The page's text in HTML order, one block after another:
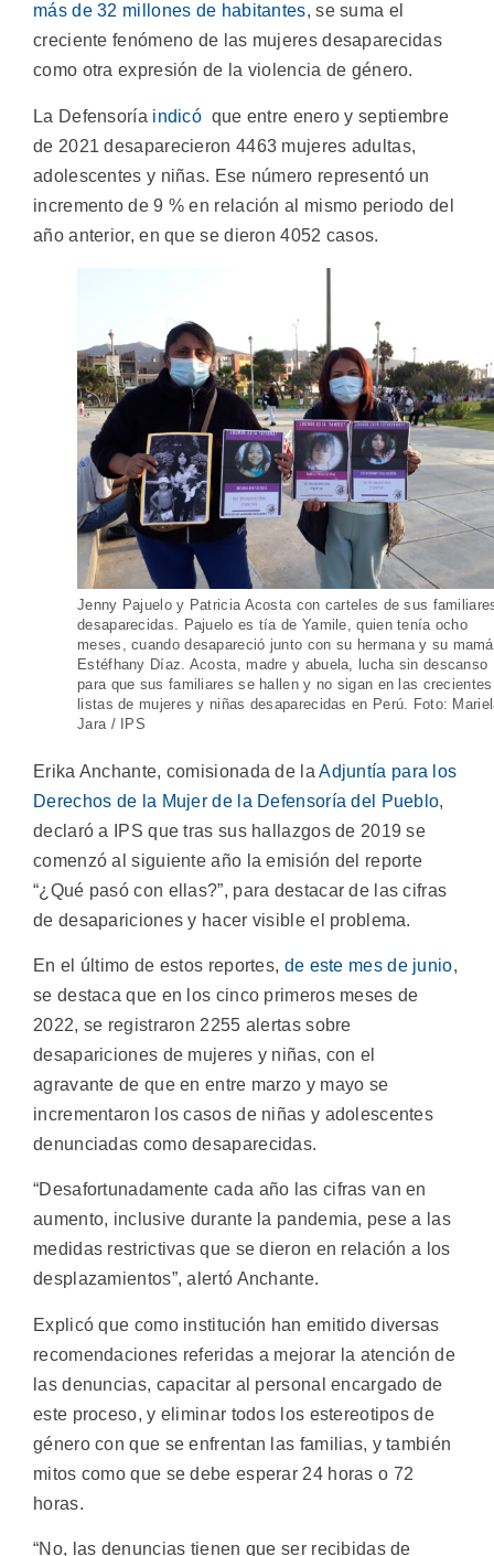
más de 32 millones de habitantes, se suma el
creciente fenómeno de las mujeres desaparecidas
como otra expresión de la violencia de género.
La Defensoría indicó que entre enero y septiembre
de 2021 desaparecieron 4463 mujeres adultas,
adolescentes y niñas. Ese número representó un
incremento de 9 % en relación al mismo periodo del
año anterior, en que se dieron 4052 casos.
Jenny Pajuelo y Patricia Acosta con carteles de sus
desaparecidas. Pajuelo es tía de Yamile, quien tenía ocho
meses, cuando desapareció junto con su hermana y su mamá
Estéfhany Díaz. Acosta, madre y abuela, lucha sin descanso
para que sus familiares se hallen y no sigan en las crecientes
listas de mujeres y niñas desaparecidas en Perú. Foto:
Jara / IPS
Erika Anchante, comisionada de laAdjuntía para los
Derechos de la Mujer de la Defensoría del Pueblo,
declaró a IPS que tras sus hallazgos de 2019 se
comenzó al siguiente año la emisión del reporte
“¿Qué pasó con ellas?”, para destacar de las cifras
de desapariciones y hacer visible el problema.
En el último de estos reportes, de este mes de junio,
se destaca que en los cinco primeros meses de
2022, se registraron 2255 alertas sobre
desapariciones de mujeres y niñas, con el
agravante de que en entre marzo y mayo se
incrementaron los casos de niñas y adolescentes
denunciadas como desaparecidas.
“Desafortunadamente cada año las cifras van en
aumento, inclusive durante la pandemia, pese a las
medidas restrictivas que se dieron en relación a los
desplazamientos”, alertó Anchante.
Explicó que como institución han emitido diversas
recomendaciones referidas a mejorar la atención de
las denuncias, capacitar al personal encargado de
este proceso, y eliminar todos los estereotipos de
género con que se enfrentan las familias, y también
mitos como que se debe esperar 24 horas o 72
horas.
“No, las denuncias tienen que ser recibidas de